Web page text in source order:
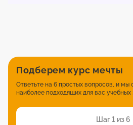
Подберем курс мечты
Ответьте на 6 простых вопросов, и мы
наиболее подходящих для вас учебных
Шаг 1 из 6